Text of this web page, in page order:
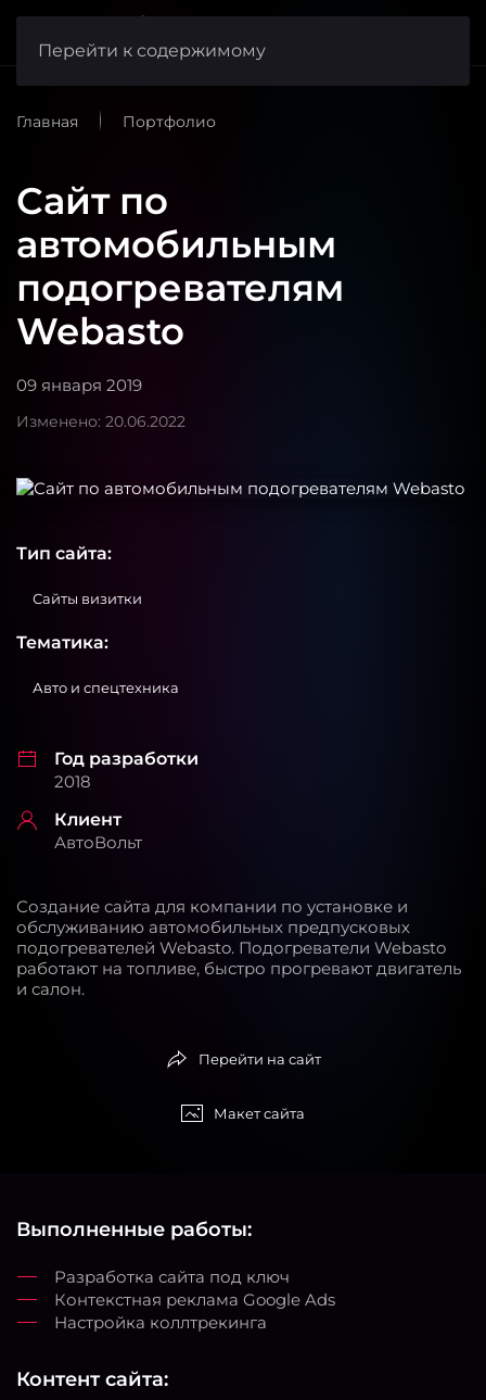
Перейти к содержимому
веб-студия
FishCode
Главная Портфолио
Сайт по
автомобильным
подогревателям
Webasto
09 января 2019
Изменено: 20.06.2022
Тип сайта:
Сайты визитки
Тематика:
Авто и спецтехника
Год разработки
2018
Клиент
АвтоВольт
Создание сайта для компании по установке и
обслуживанию автомобильных предпусковых
подогревателей Webasto. Подогреватели Webasto
работают на топливе, быстро прогревают двигатель
и салон.
Перейти на сайт
Макет сайта
Выполненные работы:
Разработка сайта под ключ
Контекстная реклама Google Ads
Настройка коллтрекинга
Контент сайта: